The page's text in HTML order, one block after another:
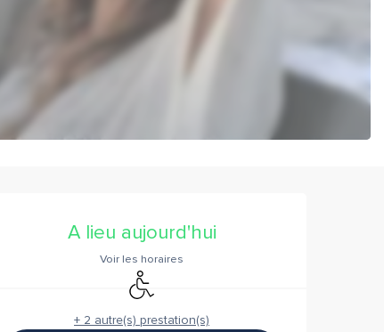
Ouverture et coordonnées
A lieu aujourd'hui
Voir les horaires
Accès handicapés
+ 2 autre(s) prestation(s)